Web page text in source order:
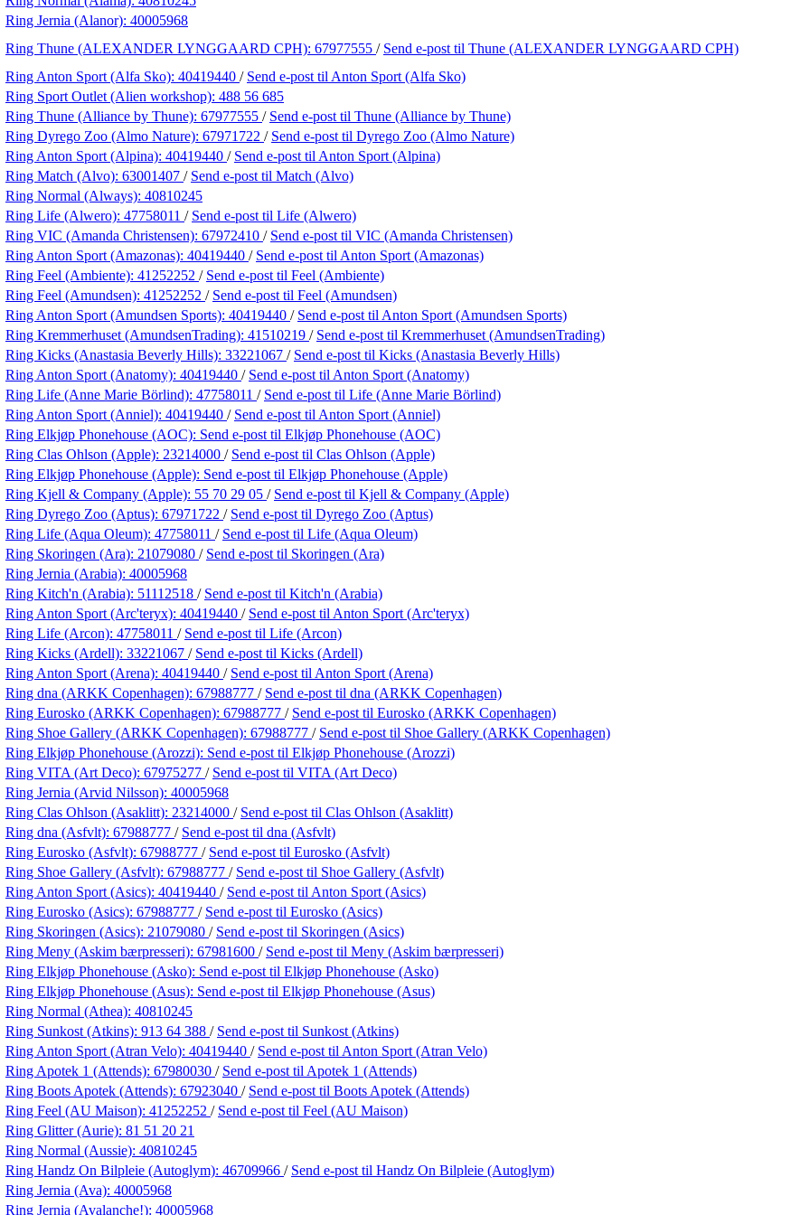
Ring Jernia (Alanor): 40005968
Ring Thune (ALEXANDER LYNGGAARD CPH): 67977555 / Send e-post til Thune (ALEXANDER LYNGGAARD CPH)
Ring Anton Sport (Alfa Sko): 40419440 / Send e-post til Anton Sport (Alfa Sko)
Ring Sport Outlet (Alien workshop): 488 56 685
Ring Thune (Alliance by Thune): 67977555 / Send e-post til Thune (Alliance by Thune)
Ring Dyrego Zoo (Almo Nature): 67971722 / Send e-post til Dyrego Zoo (Almo Nature)
Ring Anton Sport (Alpina): 40419440 / Send e-post til Anton Sport (Alpina)
Ring Match (Alvo): 63001407 / Send e-post til Match (Alvo)
Ring Normal (Always): 40810245
Ring Life (Alwero): 47758011 / Send e-post til Life (Alwero)
Ring VIC (Amanda Christensen): 67972410 / Send e-post til VIC (Amanda Christensen)
Ring Anton Sport (Amazonas): 40419440 / Send e-post til Anton Sport (Amazonas)
Ring Feel (Ambiente): 41252252 / Send e-post til Feel (Ambiente)
Ring Feel (Amundsen): 41252252 / Send e-post til Feel (Amundsen)
Ring Anton Sport (Amundsen Sports): 40419440 / Send e-post til Anton Sport (Amundsen Sports)
Ring Kremmerhuset (AmundsenTrading): 41510219 / Send e-post til Kremmerhuset (AmundsenTrading)
Ring Kicks (Anastasia Beverly Hills): 33221067 / Send e-post til Kicks (Anastasia Beverly Hills)
Ring Anton Sport (Anatomy): 40419440 / Send e-post til Anton Sport (Anatomy)
Ring Life (Anne Marie Börlind): 47758011 / Send e-post til Life (Anne Marie Börlind)
Ring Anton Sport (Anniel): 40419440 / Send e-post til Anton Sport (Anniel)
Ring Elkjøp Phonehouse (AOC): Send e-post til Elkjøp Phonehouse (AOC)
Ring Clas Ohlson (Apple): 23214000 / Send e-post til Clas Ohlson (Apple)
Ring Elkjøp Phonehouse (Apple): Send e-post til Elkjøp Phonehouse (Apple)
Ring Kjell & Company (Apple): 55 70 29 05 / Send e-post til Kjell & Company (Apple)
Ring Dyrego Zoo (Aptus): 67971722 / Send e-post til Dyrego Zoo (Aptus)
Ring Life (Aqua Oleum): 47758011 / Send e-post til Life (Aqua Oleum)
Ring Skoringen (Ara): 21079080 / Send e-post til Skoringen (Ara)
Ring Jernia (Arabia): 40005968
Ring Kitch'n (Arabia): 51112518 / Send e-post til Kitch'n (Arabia)
Ring Anton Sport (Arc'teryx): 40419440 / Send e-post til Anton Sport (Arc'teryx)
Ring Life (Arcon): 47758011 / Send e-post til Life (Arcon)
Ring Kicks (Ardell): 33221067 / Send e-post til Kicks (Ardell)
Ring Anton Sport (Arena): 40419440 / Send e-post til Anton Sport (Arena)
Ring dna (ARKK Copenhagen): 67988777 / Send e-post til dna (ARKK Copenhagen)
Ring Eurosko (ARKK Copenhagen): 67988777 / Send e-post til Eurosko (ARKK Copenhagen)
Ring Shoe Gallery (ARKK Copenhagen): 67988777 / Send e-post til Shoe Gallery (ARKK Copenhagen)
Ring Elkjøp Phonehouse (Arozzi): Send e-post til Elkjøp Phonehouse (Arozzi)
Ring VITA (Art Deco): 67975277 / Send e-post til VITA (Art Deco)
Ring Jernia (Arvid Nilsson): 40005968
Ring Clas Ohlson (Asaklitt): 23214000 / Send e-post til Clas Ohlson (Asaklitt)
Ring dna (Asfvlt): 67988777 / Send e-post til dna (Asfvlt)
Ring Eurosko (Asfvlt): 67988777 / Send e-post til Eurosko (Asfvlt)
Ring Shoe Gallery (Asfvlt): 67988777 / Send e-post til Shoe Gallery (Asfvlt)
Ring Anton Sport (Asics): 40419440 / Send e-post til Anton Sport (Asics)
Ring Eurosko (Asics): 67988777 / Send e-post til Eurosko (Asics)
Ring Skoringen (Asics): 21079080 / Send e-post til Skoringen (Asics)
Ring Meny (Askim bærpresseri): 67981600 / Send e-post til Meny (Askim bærpresseri)
Ring Elkjøp Phonehouse (Asko): Send e-post til Elkjøp Phonehouse (Asko)
Ring Elkjøp Phonehouse (Asus): Send e-post til Elkjøp Phonehouse (Asus)
Ring Normal (Athea): 40810245
Ring Sunkost (Atkins): 913 64 388 / Send e-post til Sunkost (Atkins)
Ring Anton Sport (Atran Velo): 40419440 / Send e-post til Anton Sport (Atran Velo)
Ring Apotek 1 (Attends): 67980030 / Send e-post til Apotek 1 (Attends)
Ring Boots Apotek (Attends): 67923040 / Send e-post til Boots Apotek (Attends)
Ring Feel (AU Maison): 41252252 / Send e-post til Feel (AU Maison)
Ring Glitter (Aurie): 81 51 20 21
Ring Normal (Aussie): 40810245
Ring Handz On Bilpleie (Autoglym): 46709966 / Send e-post til Handz On Bilpleie (Autoglym)
Ring Jernia (Ava): 40005968
Ring Jernia (Avalanche!): 40005968